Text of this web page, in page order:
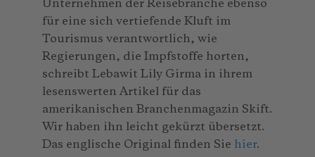
Unternehmen der Reisebranche ebenso
für eine sich vertiefende Kluft im
Tourismus verantwortlich, wie
Regierungen, die Impfstoffe horten,
schreibt Lebawit Lily Girma in ihrem
lesenswerten Artikel für das
amerikanischen Branchenmagazin Skift.
Wir haben ihn leicht gekürzt übersetzt.
Das englische Original finden Sie hier.